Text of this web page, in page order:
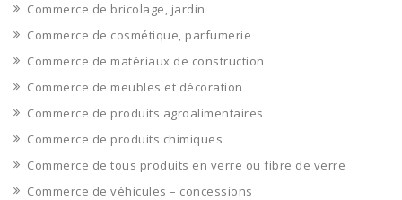
Commerce de bricolage, jardin
Commerce de cosmétique, parfumerie
Commerce de matériaux de construction
Commerce de meubles et décoration
Commerce de produits agroalimentaires
Commerce de produits chimiques
Commerce de tous produits en verre ou fibre de verre
Commerce de véhicules – concessions